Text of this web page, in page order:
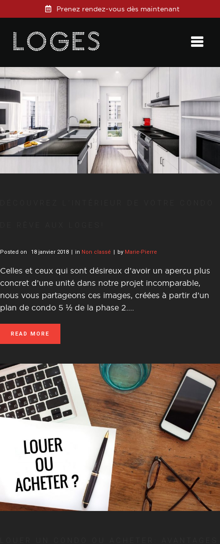
Prenez rendez-vous dès maintenant
Posted on 18 janvier 2018 in Non classé by Marie-Pierre
Celles et ceux qui sont désireux d’avoir un aperçu plus
concret d’une unité dans notre projet incomparable,
nous vous partageons ces images, créées à partir d’un
plan de condo 5 ½ de la phase 2....
READ MORE